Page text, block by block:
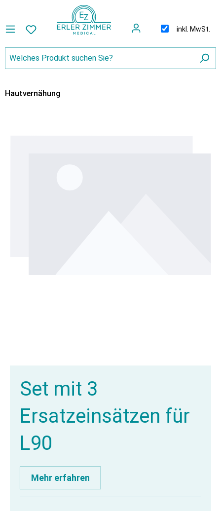
inkl. MwSt.
Hautvernähung
Set mit 3
Ersatzeinsätzen für
L90
Mehr erfahren